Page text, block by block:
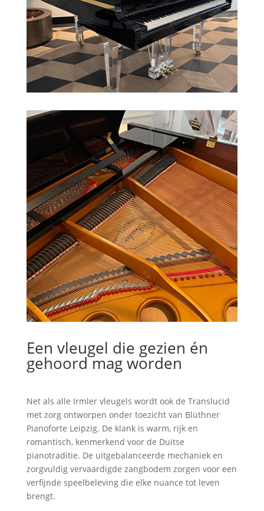
Een vleugel die gezien én
gehoord mag worden
Net als alle Irmler vleugels wordt ook de Translucid
met zorg ontworpen onder toezicht van Blüthner
Pianoforte Leipzig. De klank is warm, rijk en
romantisch, kenmerkend voor de Duitse
pianotraditie. De uitgebalanceerde mechaniek en
zorgvuldig vervaardigde zangbodem zorgen voor een
verfijnde speelbeleving die elke nuance tot leven
brengt.